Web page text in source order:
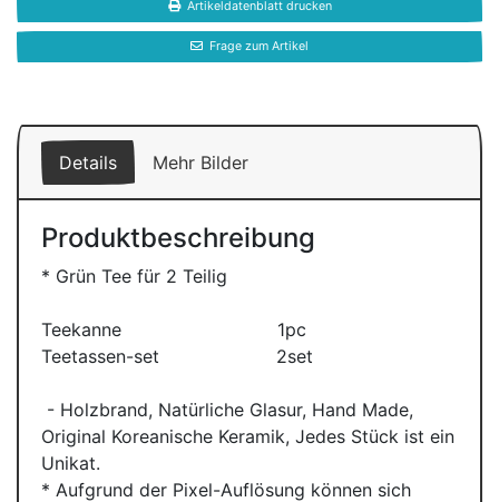
Artikeldatenblatt drucken
Frage zum Artikel
Details Mehr Bilder
Produktbeschreibung
* Grün Tee für 2 Teilig
Teekanne 1pc
Teetassen-set 2set
- Holzbrand, Natürliche Glasur, Hand Made,
Original Koreanische Keramik, Jedes Stück ist ein
Unikat.
* Aufgrund der Pixel-Auflösung können sich